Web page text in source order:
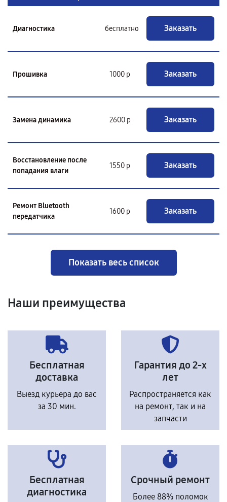
Диагностика бесплатно Заказать
Прошивка 1000 р Заказать
Замена динамика 2600 р Заказать
Восстановление после
попадания влаги
1550 р Заказать
Ремонт Bluetooth
передатчика
1600 р Заказать
Показать весь список
Наши преимущества
Бесплатная
доставка
Выезд курьера до вас
за 30 мин.
Гарантия до 2-х
лет
Распространяется как
на ремонт, так и на
запчасти
Бесплатная
диагностика
Срочный ремонт
Более 88% поломок